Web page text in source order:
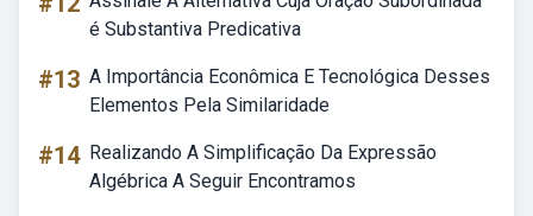
é Substantiva Predicativa
#13 A Importância Econômica E Tecnológica Desses
Elementos Pela Similaridade
#14 Realizando A Simplificação Da Expressão
Algébrica A Seguir Encontramos